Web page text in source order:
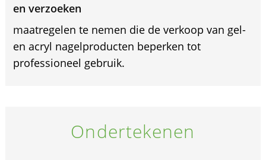
en verzoeken
maatregelen te nemen die de verkoop van gel-
en acryl nagelproducten beperken tot
professioneel gebruik.
Ondertekenen